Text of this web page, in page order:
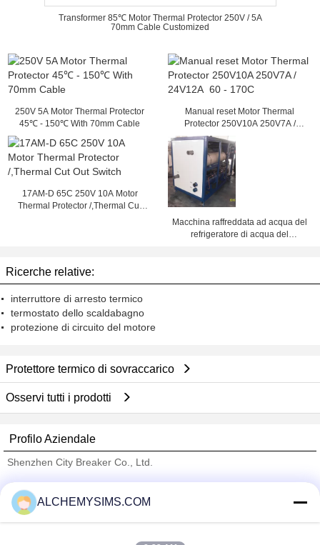
Transformer 85℃ Motor Thermal Protector 250V / 5A
70mm Cable Customized
250V 5A Motor Thermal Protector
45℃ - 150℃ With 70mm Cable
Manual reset Motor Thermal
Protector 250V10A 250V7A /
17AM-D 65C 250V 10A Motor
Thermal Protector /,Thermal Cut
Macchina raffreddata ad acqua del
refrigeratore di acqua del
Ricerche relative:
interruttore di arresto termico
termostato dello scaldabagno
protezione di circuito del motore
Protettore termico di sovraccarico
Osservi tutti i prodotti
Profilo Aziendale
Shenzhen City Breaker Co., Ltd.
Trust Seal
Verified Suplier
ALCHEMYSIMS.COM